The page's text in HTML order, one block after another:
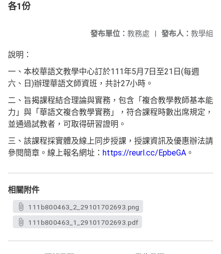
各1份
發布人： 教學組
發布單位： 教務處 |
說明：
一、本校華語文教學中心訂於111年5月7日至21日(每週
六、日)辦理華語文師資班，共計27小時。
二、旨揭課程結合理論與實務，包含「複合教學教師基本能
力」與「華語文複合教學實務」，符合課程時數出席規定，
並通過試教者，可取得研習證明。
三、該課程採實體及線上同步授課，授課資訊及優惠辦法請
參閱簡章。線上報名網址： https://reurl.cc/EpbeGA 。
相關附件
111b800463_2_29101702693.png
111b800463_1_29101702693.pdf